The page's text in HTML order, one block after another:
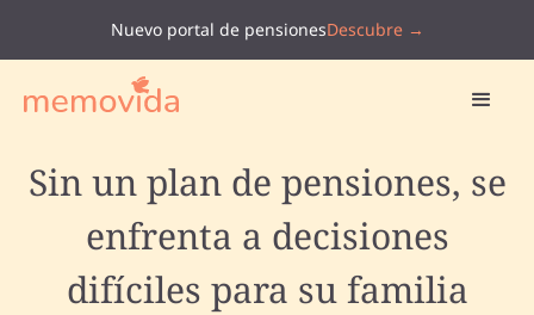
Nuevo portal de pensionesDescubre →
Sin un plan de pensiones, se
enfrenta a decisiones
difíciles para su familia